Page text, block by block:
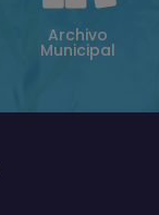
Archivo
Municipal